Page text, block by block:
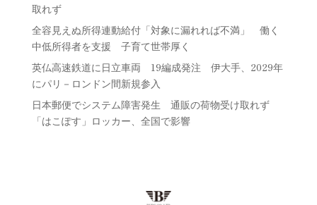
取れず
全容見えぬ所得連動給付「対象に漏れれば不満」 働く
中低所得者を支援 子育て世帯厚く
英仏高速鉄道に日立車両 19編成発注 伊大手、2029年
にパリ－ロンドン間新規参入
日本郵便でシステム障害発生 通販の荷物受け取れず
「はこぽす」ロッカー、全国で影響